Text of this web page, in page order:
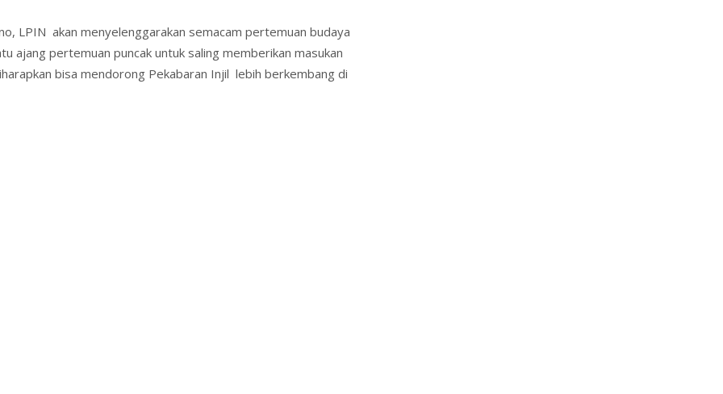
LPIN akan menyelenggarakan semacam pertemuan budaya
ajang pertemuan puncak untuk saling memberikan masukan
bisa mendorong Pekabaran Injil lebih berkembang di